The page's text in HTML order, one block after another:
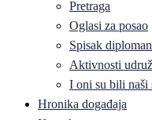
Pretraga
Oglasi za posao
Spisak
Aktivnosti
I oni su bili naši
Hronika događaja